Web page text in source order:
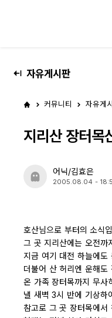
자유게시판
커뮤니티 자유게
지리산 장터목
어닉/김효은
2005.08.04 -
호산님으로 부터의 소식
그 곳 지리산에는 오전까
지금 여기 대전 하늘에도
더불어 산 허리엔 운해도
온 가족 장터목까지 무사
낼 새벽 3시 반에 기상하
참고로 그 곳 장터목에서